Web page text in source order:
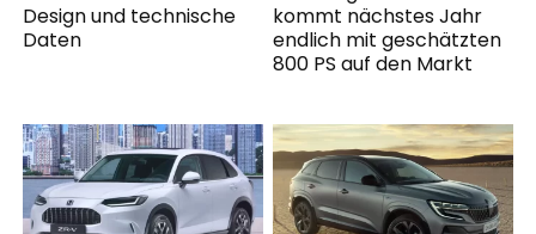
Design und technische
Daten
kommt nächstes Jahr
endlich mit geschätzten
800 PS auf den Markt